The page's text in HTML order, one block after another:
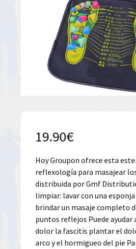
19.90€
Hoy Groupon ofrece esta
reflexología para masajear
distribuida por Gmf
limpiar: lavar con una
brindar un masaje completo
puntos reflejos Puede ayudar
dolor la fascitis plantar el
arco y el hormigueo del pie